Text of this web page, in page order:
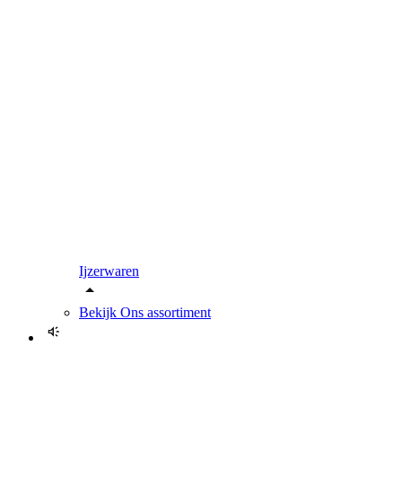
Ijzerwaren
Bekijk Ons assortiment